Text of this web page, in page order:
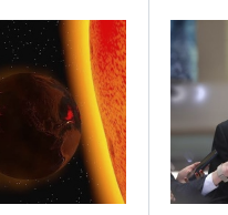
გადახედვა